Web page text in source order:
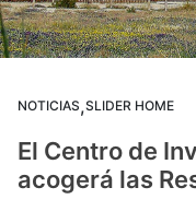
NOTICIAS,SLIDER HOME
El Centro de
acogerá las